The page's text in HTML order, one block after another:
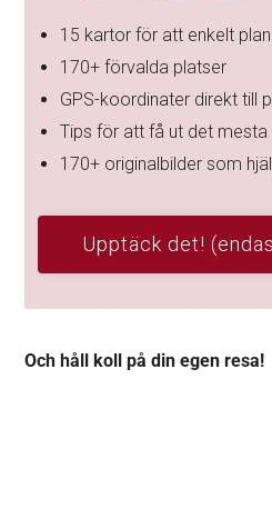
15 kartor för att enkelt
170+ förvalda platser
GPS-koordinater direkt till
Tips för att få ut det mesta
170+ originalbilder som
Upptäck det!
Och håll koll på din egen resa!